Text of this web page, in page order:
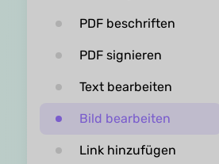
PDF beschriften
PDF signieren
Text bearbeiten
Bild bearbeiten
Link hinzufügen